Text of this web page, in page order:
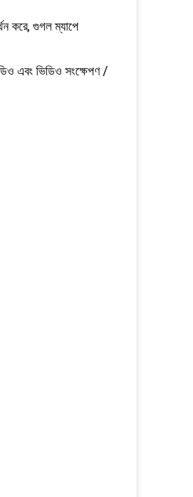
করে, গুগল ম্যাপে
এবং ভিডিও সংক্ষেপণ /